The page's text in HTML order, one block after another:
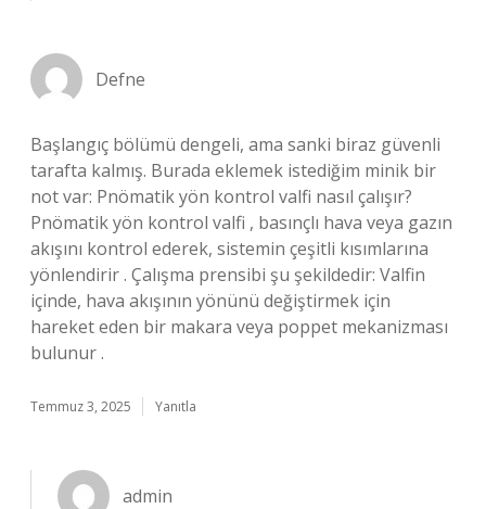
Defne
Başlangıç bölümü dengeli, ama sanki biraz güvenli
tarafta kalmış. Burada eklemek istediğim minik bir
not var: Pnömatik yön kontrol valfi nasıl çalışır?
Pnömatik yön kontrol valfi , basınçlı hava veya gazın
akışını kontrol ederek, sistemin çeşitli kısımlarına
yönlendirir . Çalışma prensibi şu şekildedir: Valfin
içinde, hava akışının yönünü değiştirmek için
hareket eden bir makara veya poppet mekanizması
bulunur .
Temmuz 3, 2025 Yanıtla
admin